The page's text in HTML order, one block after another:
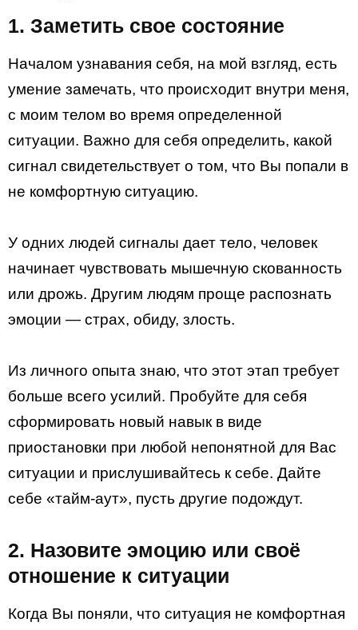
1. Заметить свое состояние
Началом узнавания себя, на мой взгляд, есть
умение замечать, что происходит внутри меня,
с моим телом во время определенной
ситуации. Важно для себя определить, какой
сигнал свидетельствует о том, что Вы попали в
не комфортную ситуацию.
У одних людей сигналы дает тело, человек
начинает чувствовать мышечную скованность
или дрожь. Другим людям проще распознать
эмоции — страх, обиду, злость.
Из личного опыта знаю, что этот этап требует
больше всего усилий. Пробуйте для себя
сформировать новый навык в виде
приостановки при любой непонятной для Вас
ситуации и прислушивайтесь к себе. Дайте
себе «тайм-аут», пусть другие подождут.
2. Назовите эмоцию или своё
отношение к ситуации
Когда Вы поняли, что ситуация не комфортная